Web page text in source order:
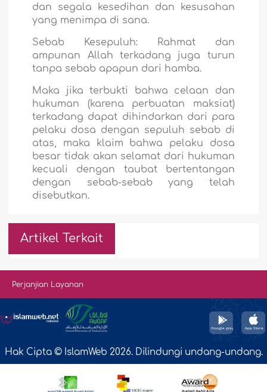
dan segala kesedihan dan kesusahan
yang menimpa di sana.
Sebab Kesepuluh: Rahmat dan
ampunan Allah terkadang juga turun
tanpa sebab apapun dari hamba.
Maka jika terbukti bahwa celaan dan
hukuman (karena perbuatan maksiat)
terkadang dapat dihindarkan dari para
pelaku dosa dengan sepuluh sebab di
atas, maka klaim bahwa pelaku dosa
besar tidak akan selamat dari hukuman
kecuali dengan taubat bertentangan
dengan sebab-sebab yang telah
disebutkan.
Artikel Terkait
Perjanjian Layanan
Hak Cipta © IslamWeb 2026. Dilindungi undang-undang.